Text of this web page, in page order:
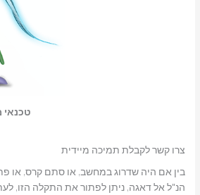
טכנאי
צרו קשר לקבלת תמיכה מיידית
בין אם היה שדרוג במחשב, או סתם קרס, או
הנ"ל אל דאגה, ניתן לפתור את התקלה הזו,